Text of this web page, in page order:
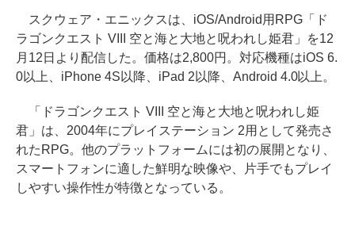
スクウェア・エニックスは、iOS/Android用RPG「ド
ラゴンクエスト VIII 空と海と大地と呪われし姫君」を12
月12日より配信した。価格は2,800円。対応機種はiOS 6.
0以上、iPhone 4S以降、iPad 2以降、Android 4.0以上。
「ドラゴンクエスト VIII 空と海と大地と呪われし姫
君」は、2004年にプレイステーション 2用として発売さ
れたRPG。他のプラットフォームには初の展開となり、
スマートフォンに適した鮮明な映像や、片手でもプレイ
しやすい操作性が特徴となっている。